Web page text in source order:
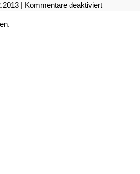
| Kommentare deaktiviertfür
Revolution